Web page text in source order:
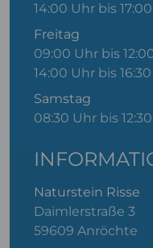
14:00 Uhr bis
Freitag
09:00 Uhr bis
14:00 Uhr bis
Samstag
08:30 Uhr bis
Naturstein Risse
Daimlerstraße 3
59609 Anröchte